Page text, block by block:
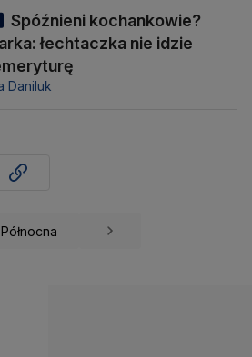
Spóźnieni kochankowie?
łechtaczka nie idzie
Daniluk